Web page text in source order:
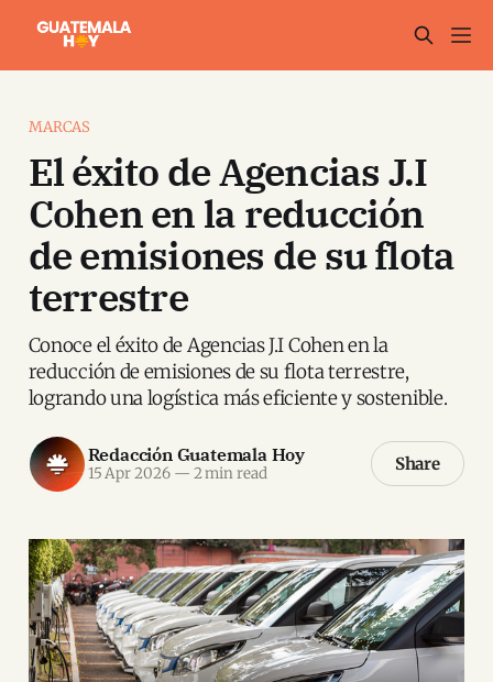
MARCAS
El éxito de Agencias J.I
Cohen en la reducción
de emisiones de su flota
terrestre
Conoce el éxito de Agencias J.I Cohen en la
reducción de emisiones de su flota terrestre,
logrando una logística más eficiente y sostenible.
Redacción Guatemala Hoy
15 Apr 2026 — 2 min read Share